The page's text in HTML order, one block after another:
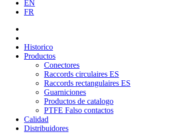
EN
FR
Historico
Productos
Conectores
Raccords circulaires ES
Raccords rectangulaires ES
Guarniciones
Productos de catalogo
PTFE Falso contactos
Calidad
Distribuidores